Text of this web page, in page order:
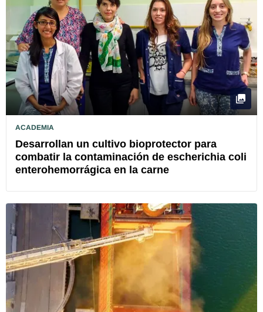
ACADEMIA
Desarrollan un cultivo bioprotector para
combatir la contaminación de escherichia coli
enterohemorrágica en la carne